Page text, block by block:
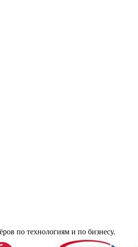
по технологиям и по бизнесу.